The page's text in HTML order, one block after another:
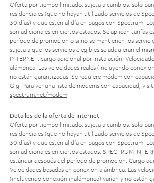
Oferta por tiempo limitado; sujeta a cambios; solo
residenciales (que no hayan utilizado servicios de
30 días) y que estén al día en pagos con Spectrum.
son adicionales en ciertos estados. Se aplican tarifas
período de promoción o si no se mantienen los
sujeta a que los servicios elegibles se adquieran el
INTERNET: cargo adicional por instalación.
alámbrica. Las velocidades reales (incluyendo
no están garantizadas. Se requiere módem con
Gig. Para ver una lista de módems con capacidad,
spectrum.net/modem
Detalles de la oferta de Internet
Oferta por tiempo limitado; sujeta a cambios; solo
residenciales (que no hayan utilizado servicios de
30 días) y que estén al día en pagos con Spectrum.
son adicionales en ciertos estados. SPECTRUM
estándar después del período de promoción. Cargo
Velocidades basadas en conexión alámbrica. Las
(incluyendo conexión inalámbrica) varían y no están